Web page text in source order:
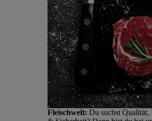
Fleischwelt: Du suchst Qualität,